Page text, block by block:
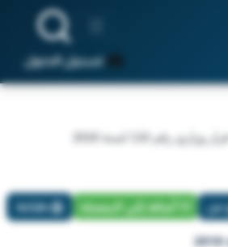
تسجيل الدخول
قرار وزاري رقم 110 لسنة 2018
عن أضافة إلي المفضلة طباعة